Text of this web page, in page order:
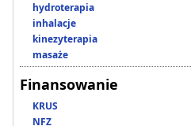
hydroterapia
inhalacje
kinezyterapia
masaże
Finansowanie
KRUS
NFZ